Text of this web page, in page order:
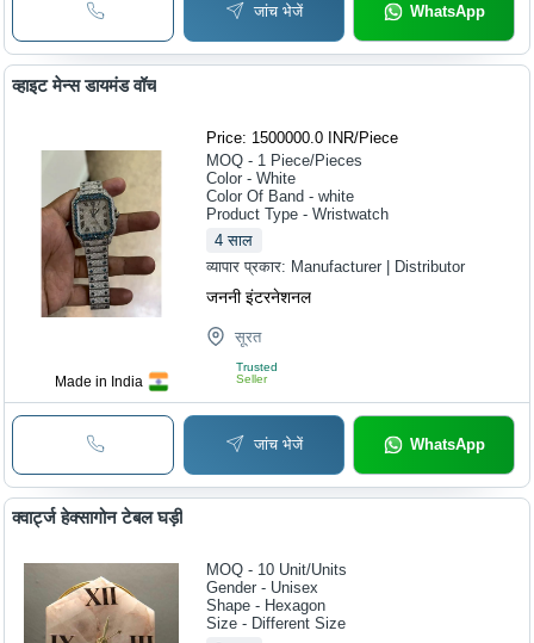
जांच भेजें WhatsApp
Made in India
व्हाइट मेन्स डायमंड वॉच
Price: 1500000.0 INR/Piece
MOQ - 1 Piece/Pieces
Color - White
Color Of Band - white
Product Type - Wristwatch
4 साल
व्यापार प्रकार: Manufacturer | Distributor
जननी इंटरनेशनल
सूरत
Trusted
Seller
जांच भेजें WhatsApp
क्वार्ट्ज हेक्सागोन टेबल घड़ी
MOQ - 10 Unit/Units
Gender - Unisex
Shape - Hexagon
Size - Different Size